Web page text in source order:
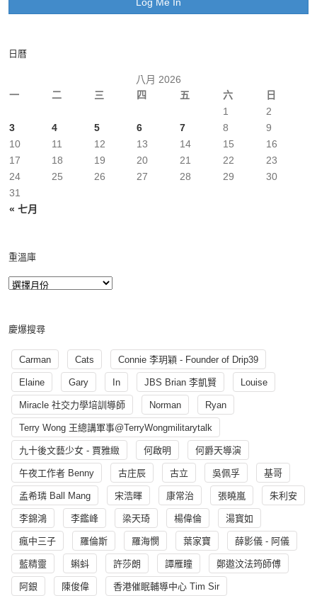
日曆
八月 2026
一
二 三 四 五 六 日
« 七月
1
2
3
4 5 6 7 8
9
10
11 12 13 14 15
16
17
18 19 20 21 22
23
24
25 26 27 28 29
30
31
重溫庫
慶爆搜尋
Carman Cats Connie 李玥穎 - Founder of Drip39
Elaine Gary In JBS Brian 李凱賢 Louise
Miracle 社交力學培訓導師 Norman Ryan
Terry Wong 王總講軍事@TerryWongmilitarytalk
九十後文藝少女 - 賈雅緻 何啟明 何爵天導演
午夜工作者 Benny 古庄辰 古立 吳佩孚 基哥
孟希璘 Ball Mang 宋浩暉 康常治 張曉嵐 朱利安
李錦鴻 李鑑峰 梁天琦 楊偉倫 湯寳如
瘋中三子 羅倫斯 羅海憫 葉家寶 薛影儀 - 阿儀
藍精靈 蝌蚪 許莎朗 譚雁瞳 鄭遨汶法筠師傅
阿銀 陳俊偉 香港催眠輔導中心 Tim Sir